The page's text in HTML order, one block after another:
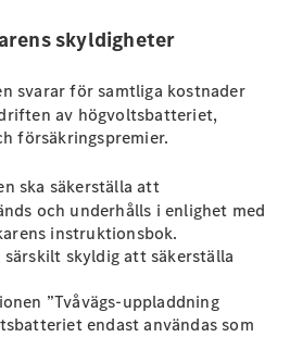
skyldigheter
svarar för samtliga kostnader
av högvoltsbatteriet,
försäkringspremier.
ska säkerställa att
och underhålls i enlighet med
instruktionsbok.
skyldig att säkerställa
”Tvåvägs-uppladdning
endast användas som